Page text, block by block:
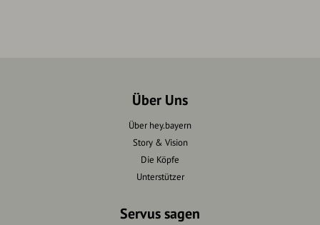
Über Uns
Über hey.bayern
Story & Vision
Die Köpfe
Unterstützer
Servus sagen